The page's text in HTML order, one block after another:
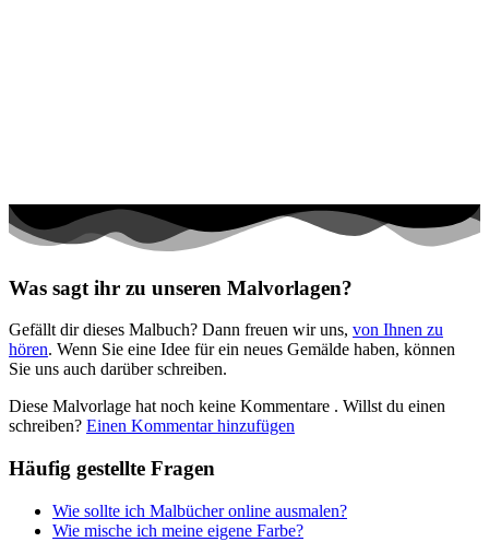
Musik und Musikinstrumente
Sommer und Feiertage
Sport
Teddys und Pferde
Tiere und Natur
Valentinstag und Liebe
Winter und Weihnachten
Was sagt ihr zu unseren Malvorlagen?
Gefällt dir dieses Malbuch? Dann freuen wir uns, von Ihnen zu
hören. Wenn Sie eine Idee für ein neues Gemälde haben, können
Sie uns auch darüber schreiben.
Diese Malvorlage hat noch keine Kommentare . Willst du einen
schreiben? Einen Kommentar hinzufügen
Häufig gestellte Fragen
Wie sollte ich Malbücher online ausmalen?
Wie mische ich meine eigene Farbe?